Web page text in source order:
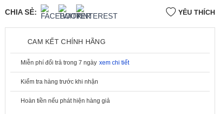
CHIA SẺ: YÊU THÍCH
CAM KẾT CHÍNH HÃNG
Miễn phí đổi trả trong 7 ngày xem chi tiết
Kiểm tra hàng trước khi nhận
Hoàn tiền nếu phát hiện hàng giả